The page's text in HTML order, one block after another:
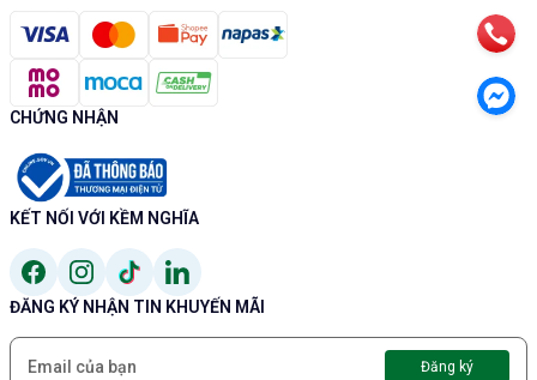
CHỨNG NHẬN
KẾT NỐI VỚI KỀM NGHĨA
ĐĂNG KÝ NHẬN TIN KHUYẾN MÃI
Đăng ký